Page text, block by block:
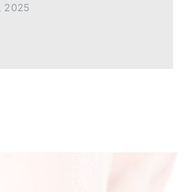
2025